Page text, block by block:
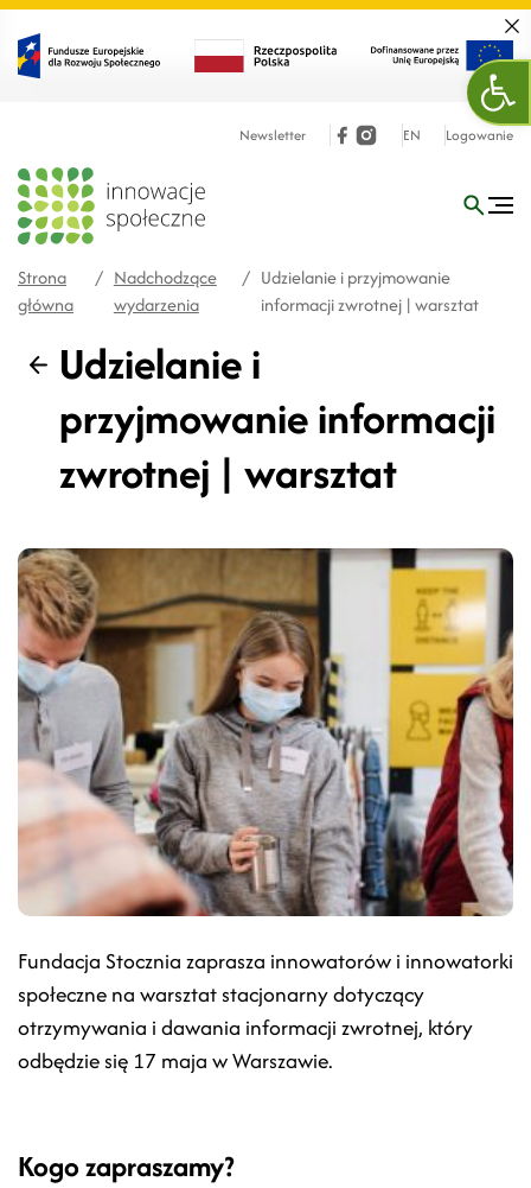
Newsletter EN Logowanie
Strona
główna
/ Nadchodzące
wydarzenia
/ Udzielanie i przyjmowanie
informacji zwrotnej | warsztat
Wstecz
Udzielanie i
przyjmowanie informacji
zwrotnej | warsztat
Fundacja Stocznia zaprasza innowatorów i innowatorki
społeczne na warsztat stacjonarny dotyczący
otrzymywania i dawania informacji zwrotnej, który
odbędzie się 17 maja w Warszawie.
Kogo zapraszamy?